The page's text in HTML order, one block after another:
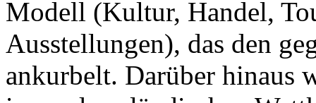
Modell (Kultur, Handel,
Ausstellungen), das den
ankurbelt. Darüber hinaus